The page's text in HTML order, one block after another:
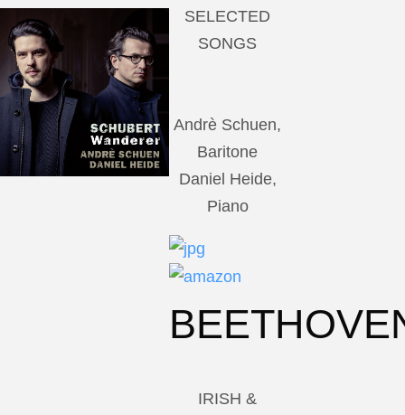
SELECTED
SONGS
Andrè Schuen,
Baritone
Daniel Heide,
Piano
IRISH &